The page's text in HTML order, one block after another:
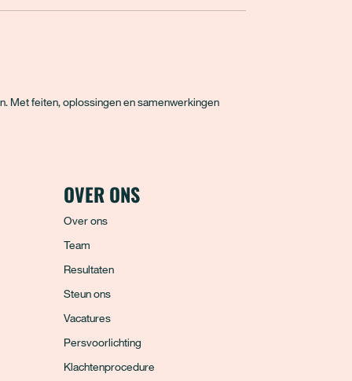
Met feiten, oplossingen en samenwerkingen
OVER ONS
Over ons
Team
Resultaten
Steun ons
Vacatures
Persvoorlichting
Klachtenprocedure